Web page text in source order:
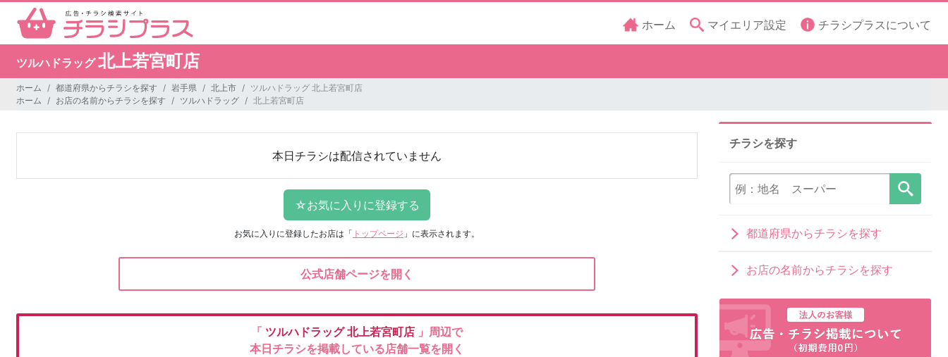
ホーム マイエリア設定 チラシプラスについて
ツルハドラッグ北上若宮町店
ホーム 都道府県からチラシを探す 岩手県 北上市
ツルハドラッグ 北上若宮町店
ホーム
お店の名前からチラシを探す ツルハドラッグ 北上若宮町店
本日チラシは配信されていません
お気に入りに登録したお店は 「 トップページ 」に表示されます。
公式店舗ページを開く
「 ツルハドラッグ北上若宮町店 」周辺で
本日チラシを掲載している店舗一覧を開く
チラシを探す
都道府県からチラシを探す
お店の名前からチラシを探す